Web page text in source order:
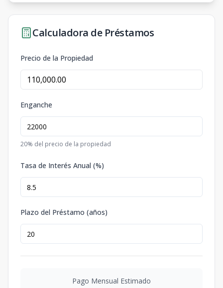
Calculadora de Préstamos
Precio de la Propiedad
Enganche
20% del precio de la propiedad
Tasa de Interés Anual (%)
Plazo del Préstamo (años)
Pago Mensual Estimado